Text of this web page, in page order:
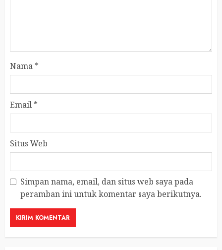
Nama *
Email *
Situs Web
Simpan nama, email, dan situs web saya pada
peramban ini untuk komentar saya berikutnya.